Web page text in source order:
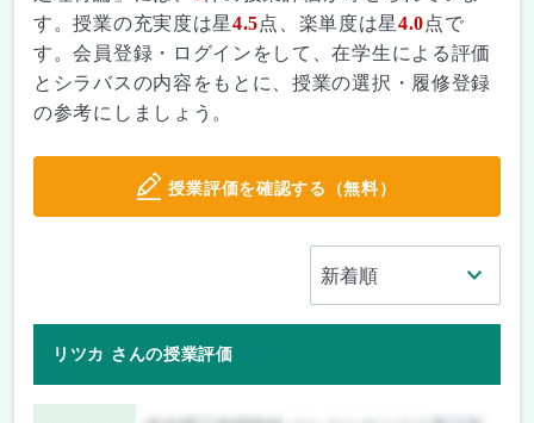
す。授業の充実度は星4.5点、楽単度は星4.0点で
す。会員登録・ログインをして、在学生による評価
とシラバスの内容をもとに、授業の選択・履修登録
の参考にしましょう。
授業評価を確認する（無料）
リツカ さんの授業評価